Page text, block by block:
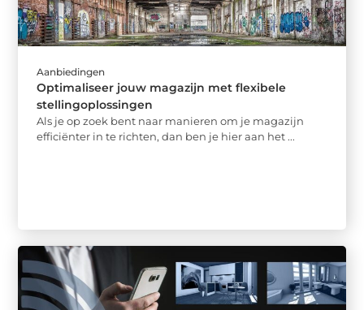
Aanbiedingen
Optimaliseer jouw magazijn met flexibele
stellingoplossingen
Als je op zoek bent naar manieren om je magazijn
efficiënter in te richten, dan ben je hier aan het ...